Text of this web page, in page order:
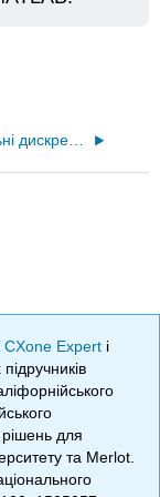
7.3: Загальні дискретні серії Фур'є
CXone Expert і
для
та Merlot.